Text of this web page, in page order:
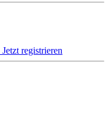
registrieren